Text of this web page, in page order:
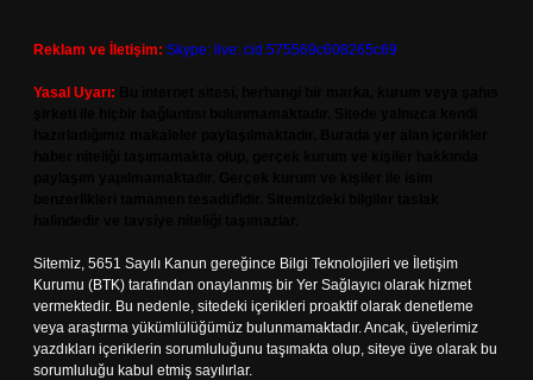
Reklam ve İletişim: Skype: live:.cid.575569c608265c69
Yasal Uyarı:
Sitemiz, 5651 Sayılı Kanun gereğince Bilgi Teknolojileri ve İletişim
Kurumu (BTK) tarafından onaylanmış bir Yer Sağlayıcı olarak hizmet
vermektedir. Bu nedenle, sitedeki içerikleri proaktif olarak denetleme
veya araştırma yükümlülüğümüz bulunmamaktadır. Ancak, üyelerimiz
yazdıkları içeriklerin sorumluluğunu taşımakta olup, siteye üye olarak bu
sorumluluğu kabul etmiş sayılırlar.